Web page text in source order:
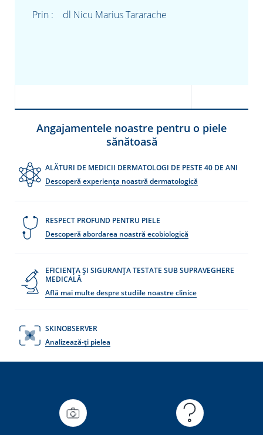
Prin : dl Nicu Marius Tararache
Angajamentele noastre pentru o piele
sănătoasă
ALĂTURI DE MEDICII DERMATOLOGI DE PESTE 40 DE ANI
Descoperă experiența noastră dermatologică
RESPECT PROFUND PENTRU PIELE
Descoperă abordarea noastră ecobiologică
EFICIENȚA ȘI SIGURANȚA TESTATE SUB SUPRAVEGHERE
MEDICALĂ
Află mai multe despre studiile noastre clinice
SKINOBSERVER
Analizează-ți pielea